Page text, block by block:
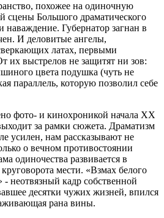
похожее на одиночную
сцены Большого драматического
наваждение. Губернатор загнан в
И деловитые ангелы,
латах, первыми
их выстрелов не защитят ни зов:
цвета подушка (чуть не
параллель, которую позволил себе
фото- и кинохроникой начала XX
за рамки сюжета. Драматизм
усилен, нам рассказывают не
о вечном противостоянии
одиночества развивается в
мести. «Взмах белого
- неотвязный кадр собственной
десятки чужих жизней, впился
рана вины.